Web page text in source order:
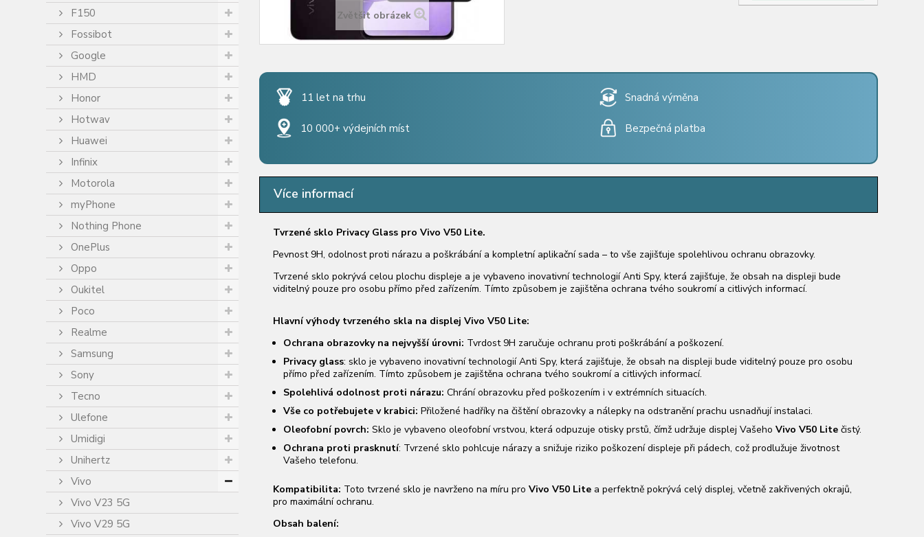
F150
Fossibot
Google
HMD
Honor
Hotwav
Huawei
Infinix
Motorola
myPhone
Nothing Phone
OnePlus
Oppo
Oukitel
Poco
Realme
Samsung
Sony
Tecno
Ulefone
Umidigi
Unihertz
Vivo
Vivo V23 5G
Vivo V29 5G
Zvětšit obrázek
11 let na trhu Snadná výměna
10 000+ výdejních míst Bezpečná platba
Více informací
Tvrzené sklo Privacy Glass pro Vivo V50 Lite.
Pevnost 9H, odolnost proti nárazu a poškrábání a kompletní aplikační sada – to vše zajišťuje spolehlivou ochranu obrazovky.
Tvrzené sklo pokrývá celou plochu displeje a je vybaveno inovativní technologií Anti Spy, která zajišťuje, že obsah na displeji bude
viditelný pouze pro osobu přímo před zařízením. Tímto způsobem je zajištěna ochrana tvého soukromí a citlivých informací.
Hlavní výhody tvrzeného skla na displejVivo V50 Lite:
Ochrana obrazovky na nejvyšší úrovni: Tvrdost 9H zaručuje ochranu proti poškrábání a poškození.
Privacy glass: skloje vybaveno inovativní technologií Anti Spy, která zajišťuje, že obsah na displeji bude viditelný pouze pro osobu
přímo před zařízením. Tímto způsobem je zajištěna ochrana tvého soukromí a citlivých informací.
Spolehlivá odolnost proti nárazu: Chrání obrazovku před poškozením i v extrémních situacích.
Vše co potřebujete v krabici: Přiložené hadříky na čištění obrazovky a nálepky na odstranění prachu usnadňují instalaci.
Oleofobní povrch:Sklo je vybaveno oleofobní vrstvou, která odpuzuje otisky prstů, čímž udržuje displej Vašeho Vivo V50 Lite čistý.
Ochrana proti prasknutí: Tvrzené sklo pohlcuje nárazy a snižuje riziko poškození displeje při pádech, což prodlužuje životnost
Vašeho telefonu.
Kompatibilita: Toto tvrzené sklo je navrženo na míru pro Vivo V50 Lite a perfektně pokrývá celý displej, včetně zakřivených okrajů,
pro maximální ochranu.
Obsah balení: